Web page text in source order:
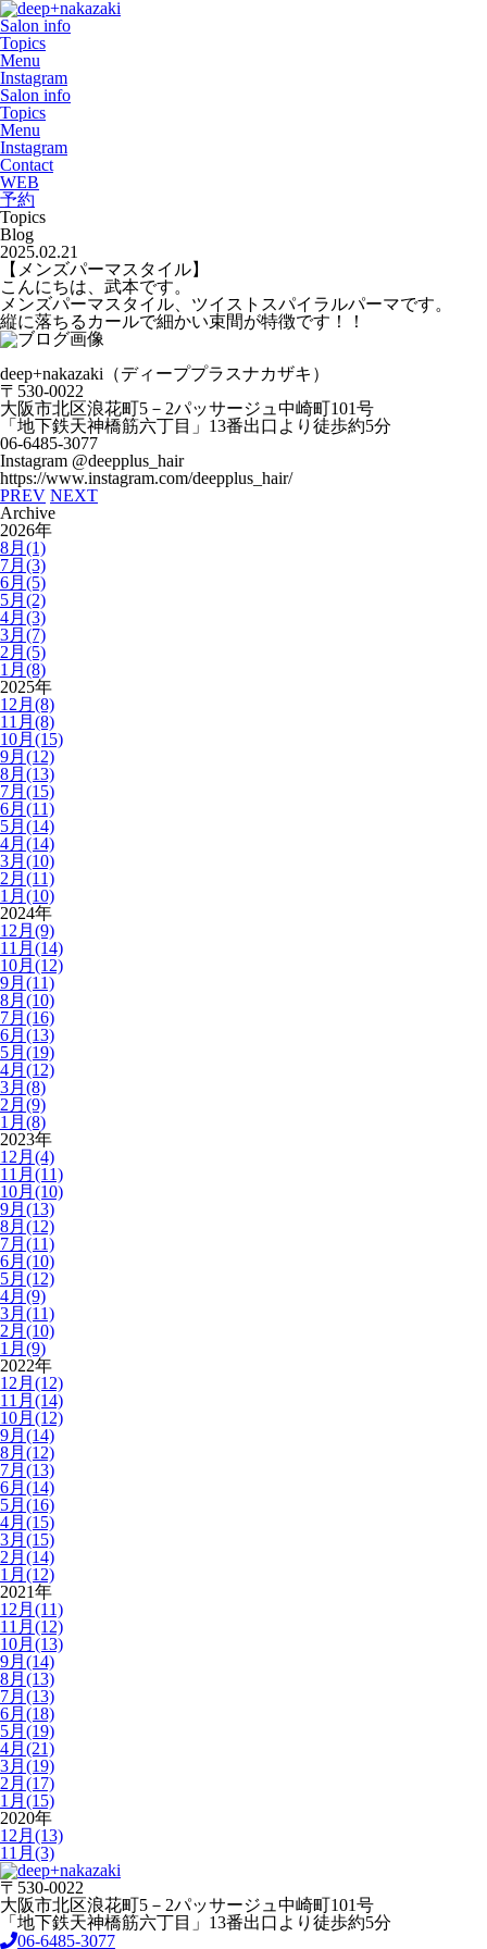
Salon info
Topics
Menu
Instagram
Salon info
Topics
Menu
Instagram
Contact
WEB
予約
Topics
Blog
2025.02.21
【メンズパーマスタイル】
こんにちは、武本です。
メンズパーマスタイル、ツイストスパイラルパーマです。
縦に落ちるカールで細かい束間が特徴です！！
deep+nakazaki（ディーププラスナカザキ）
〒530-0022
大阪市北区浪花町5－2パッサージュ中崎町101号
「地下鉄天神橋筋六丁目」13番出口より徒歩約5分
06-6485-3077
Instagram @deepplus_hair
https://www.instagram.com/deepplus_hair/
PREV NEXT
Archive
2026年
8月(1)
7月(3)
6月(5)
5月(2)
4月(3)
3月(7)
2月(5)
1月(8)
2025年
12月(8)
11月(8)
10月(15)
9月(12)
8月(13)
7月(15)
6月(11)
5月(14)
4月(14)
3月(10)
2月(11)
1月(10)
2024年
12月(9)
11月(14)
10月(12)
9月(11)
8月(10)
7月(16)
6月(13)
5月(19)
4月(12)
3月(8)
2月(9)
1月(8)
2023年
12月(4)
11月(11)
10月(10)
9月(13)
8月(12)
7月(11)
6月(10)
5月(12)
4月(9)
3月(11)
2月(10)
1月(9)
2022年
12月(12)
11月(14)
10月(12)
9月(14)
8月(12)
7月(13)
6月(14)
5月(16)
4月(15)
3月(15)
2月(14)
1月(12)
2021年
12月(11)
11月(12)
10月(13)
9月(14)
8月(13)
7月(13)
6月(18)
5月(19)
4月(21)
3月(19)
2月(17)
1月(15)
2020年
12月(13)
11月(3)
〒530-0022
大阪市北区浪花町5－2パッサージュ中崎町101号
「地下鉄天神橋筋六丁目」13番出口より徒歩約5分
06-6485-3077